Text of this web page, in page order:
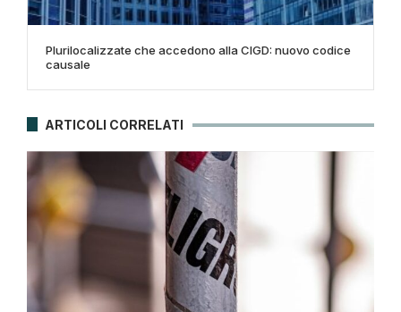
Plurilocalizzate che accedono alla CIGD: nuovo codice
causale
ARTICOLI CORRELATI